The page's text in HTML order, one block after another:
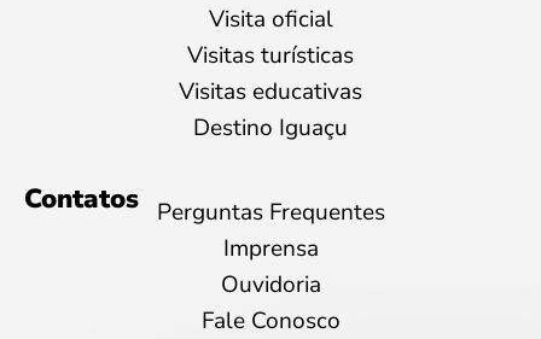
Visita oficial
Visitas turísticas
Visitas educativas
Destino Iguaçu
Contatos
Perguntas Frequentes
Imprensa
Ouvidoria
Fale Conosco